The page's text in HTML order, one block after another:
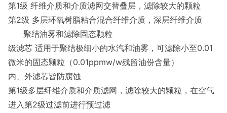
第1级 纤维介质和介质滤网交替叠层，滤除较大的颗粒
第2级 多层环氧树脂粘合混合纤维介质，深层纤维介质
聚结油雾和滤除固态颗粒
级滤芯 适用于聚结极细小的水汽和油雾，可滤除小至0.01
微米的固态颗粒（0.01ppmw/w残留油份含量）
内、外滤芯皆防腐蚀
第1级多层纤维介质和介质滤网，滤除较大的颗粒，在空气
进入第2级过滤前进行预过滤